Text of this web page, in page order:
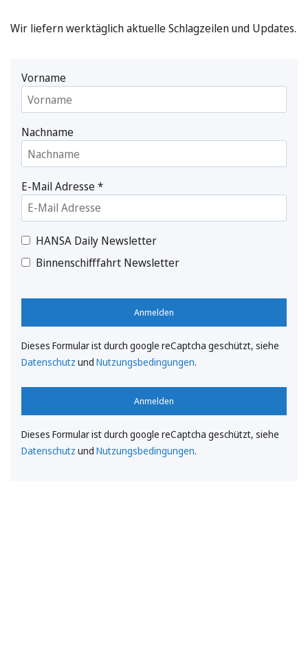
Wir liefern werktäglich aktuelle Schlagzeilen und Updates.
Vorname
Nachname
E-Mail Adresse*
HANSA Daily Newsletter
Binnenschifffahrt Newsletter
Anmelden
Dieses Formular ist durch google reCaptcha geschützt, siehe
Datenschutz und Nutzungsbedingungen.
Anmelden
Dieses Formular ist durch google reCaptcha geschützt, siehe
Datenschutz und Nutzungsbedingungen.